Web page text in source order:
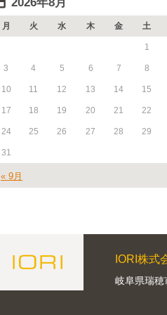
月 火 水 木 金 土
« 9月
1
3 4 5 6 7 8
10 11 12 13 14 15
17 18 19 20 21 22
24 25 26 27 28 29
31
IORI株式
岐阜県瑞